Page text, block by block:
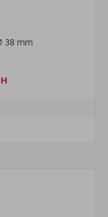
38 mm